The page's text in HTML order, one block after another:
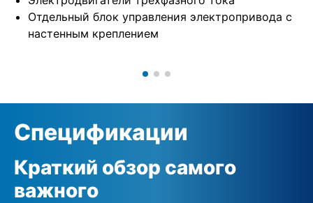
Отдельный блок управления электропривода с
настенным креплением
Спецификации
Краткий обзор самого
важного